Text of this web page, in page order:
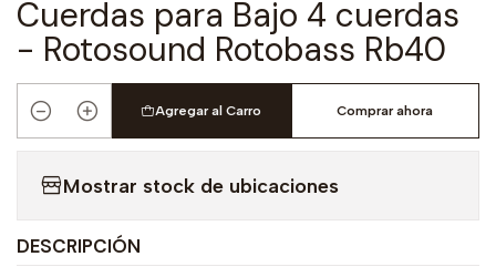
Cuerdas para Bajo 4 cuerdas
- Rotosound Rotobass Rb40
Cantidad
Agregar al Carro Comprar ahora
Mostrar stock de ubicaciones
DESCRIPCIÓN